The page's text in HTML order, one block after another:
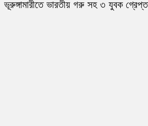
ভূরুঙ্গামারীতে ভারতীয় গরু সহ ৩ যুবক